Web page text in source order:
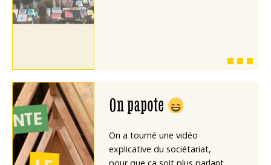
On papote
On a tourné une vidéo
explicative du sociétariat,